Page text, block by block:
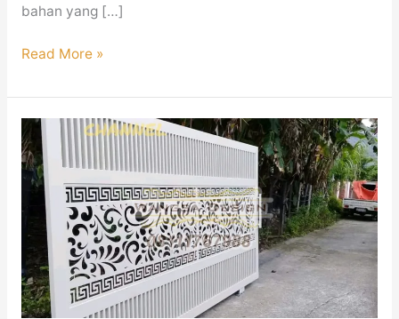
bahan yang […]
Read More »
Pagar
Besi
Minimalis
Modern
Mewah